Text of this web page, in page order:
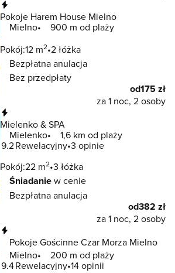
Pokoje Harem House Mielno
Mielno
900 m od plaży
Pokój:12 m2 2 łóżka
Bezpłatna anulacja
Bez przedpłaty
od175 zł
za 1 noc, 2 osoby
Mielenko & SPA
Mielenko
1,6 km od plaży
9.2Rewelacyjny 3 opinie
Pokój:22 m2 3 łóżka
Śniadaniew cenie
Bezpłatna anulacja
od382 zł
za 1 noc, 2 osoby
Pokoje Gościnne Czar Morza Mielno
Mielno
200 m od plaży
9.4Rewelacyjny 14 opinii